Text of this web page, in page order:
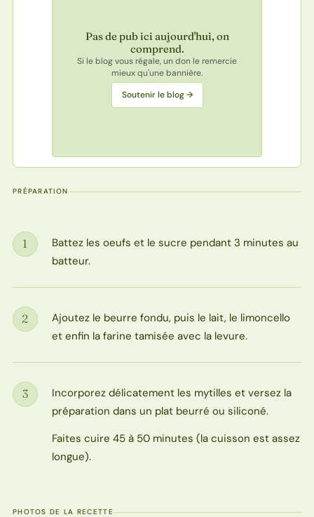
Pas de pub ici aujourd'hui, on
comprend.
Si le blog vous régale, un don le remercie
mieux qu'une bannière.
Soutenir le blog →
PRÉPARATION
Étape
1
Battez les oeufs et le sucre pendant 3 minutes au
batteur.
Étape
2
Ajoutez le beurre fondu, puis le lait, le limoncello
et enfin la farine tamisée avec la levure.
Étape
3
Incorporez délicatement les mytilles et versez la
préparation dans un plat beurré ou siliconé.
Faites cuire 45 à 50 minutes (la cuisson est assez
longue).
PHOTOS DE LA RECETTE